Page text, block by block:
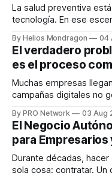
La salud preventiva
tecnología. En ese
dispositivos
en tiempo real para
decisiones sobre su
responder
By Helios Mondragon 04
El verdadero
es el proceso
Muchas empresas
campañas digitales no
INTERIUS, el problema
una entrevista para el
marketing digital
By PRO Network 03 Aug
El Negocio
para
Durante décadas,
sola cosa: contratar. Un